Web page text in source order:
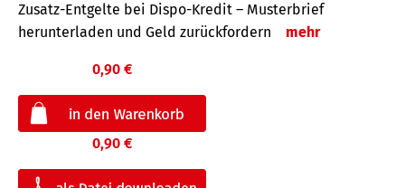
Zusatz-Entgelte bei Dispo-Kredit – Musterbrief
herunterladen und Geld zurückfordern
mehr
0,90 €
0,90 €